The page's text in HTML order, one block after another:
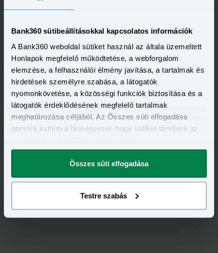
Bank360 sütibeállításokkal kapcsolatos információk
A Bank360 weboldal sütiket használ az általa üzemeltett
Honlapok megfelelő működtetése, a webforgalom
elemzése, a felhasználói élmény javítása, a tartalmak és
hirdetések személyre szabása, a látogatók
nyomonkövetése, a közösségi funkciók biztosítása és a
látogatók érdeklődésének megfelelő tartalmak
meghatározása céljából. Az Összes süti elfogadása
gombra kattintva beleegyezel, hogy sütiket tároljunk az
megváltoztathatod.
Összes süti elfogadása
Testre szabás
21,20 - 21,20%
Minimum munkaviszony:
3 hónap
Minimum jövedelem:
214 662 Ft
Visszahívást szeretnék